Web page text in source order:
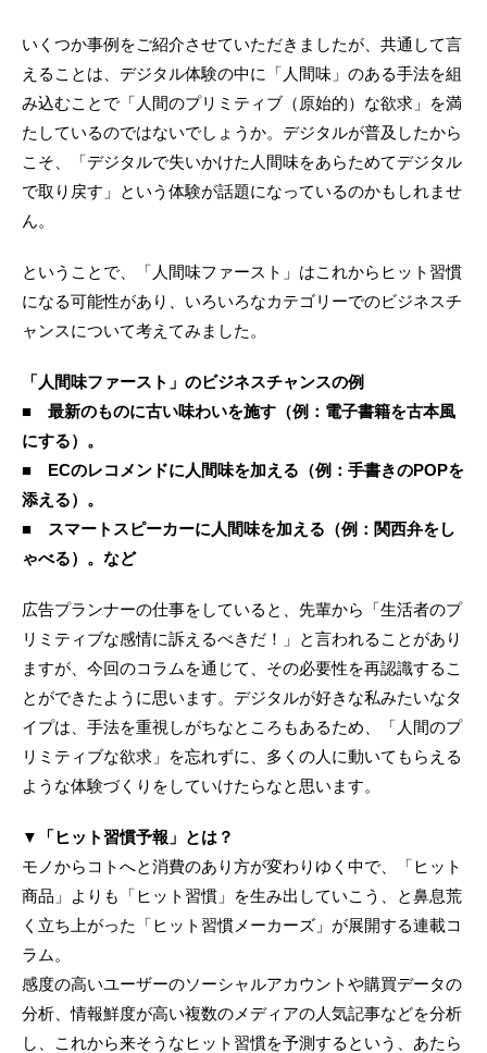
いくつか事例をご紹介させていただきましたが、共通して言
えることは、デジタル体験の中に「人間味」のある手法を組
み込むことで「人間のプリミティブ（原始的）な欲求」を満
たしているのではないでしょうか。デジタルが普及したから
こそ、「デジタルで失いかけた人間味をあらためてデジタル
で取り戻す」という体験が話題になっているのかもしれませ
ん。
ということで、「人間味ファースト」はこれからヒット習慣
になる可能性があり、いろいろなカテゴリーでのビジネスチ
ャンスについて考えてみました。
「人間味ファースト」のビジネスチャンスの例
■ 最新のものに古い味わいを施す（例：電子書籍を古本風
にする）。
■ ECのレコメンドに人間味を加える（例：手書きのPOPを
添える）。
■ スマートスピーカーに人間味を加える（例：関西弁をし
ゃべる）。など
広告プランナーの仕事をしていると、先輩から「生活者のプ
リミティブな感情に訴えるべきだ！」と言われることがあり
ますが、今回のコラムを通じて、その必要性を再認識するこ
とができたように思います。デジタルが好きな私みたいなタ
イプは、手法を重視しがちなところもあるため、「人間のプ
リミティブな欲求」を忘れずに、多くの人に動いてもらえる
ような体験づくりをしていけたらなと思います。
▼「ヒット習慣予報」とは？
モノからコトへと消費のあり方が変わりゆく中で、「ヒット
商品」よりも「ヒット習慣」を生み出していこう、と鼻息荒
く立ち上がった「ヒット習慣メーカーズ」が展開する連載コ
ラム。
感度の高いユーザーのソーシャルアカウントや購買データの
分析、情報鮮度が高い複数のメディアの人気記事などを分析
し、これから来そうなヒット習慣を予測するという、あたら